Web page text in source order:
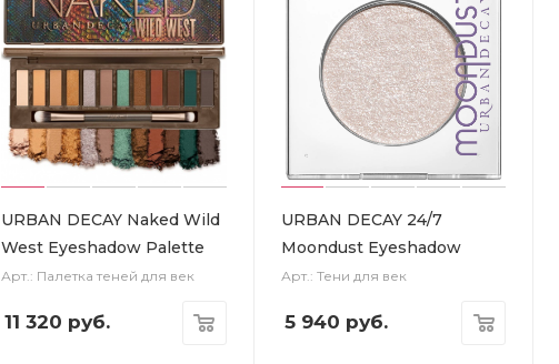
URBAN DECAY Naked Wild
West Eyeshadow Palette
Арт.: Палетка теней для век
11 320 руб.
URBAN DECAY 24/7
Moondust Eyeshadow
Арт.: Тени для век
5 940 руб.